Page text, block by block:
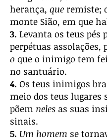
herança, que remiste;
monte Sião, em que
3. Levanta os teus pés
perpétuas assolações,
o que o inimigo tem
no santuário.
4. Os teus inimigos
meio dos teus lugares
põem neles as suas
sinais.
5. Um homem se